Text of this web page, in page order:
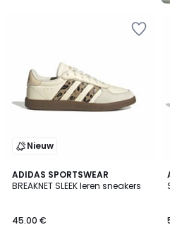
Nieuw
ADIDAS SPORTSWEAR
BREAKNET SLEEK leren sneakers
45.00 €